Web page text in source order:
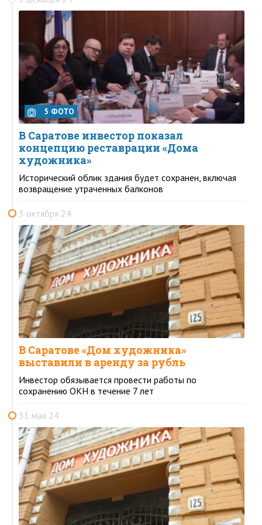
5 ФОТО
В Саратове инвестор показал
концепцию реставрации «Дома
художника»
Исторический облик здания будет сохранен, включая
возвращение утраченных балконов
3 октября 24
В Саратове «Дом художника»
выставили в аренду за рубль
Инвестор обязывается провести работы по
сохранению ОКН в течение 7 лет
31 мая 24